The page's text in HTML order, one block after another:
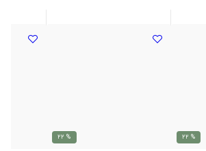
% 22
% 22